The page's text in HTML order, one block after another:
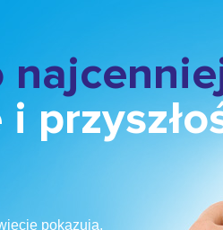
doborze
strategii
Twojego